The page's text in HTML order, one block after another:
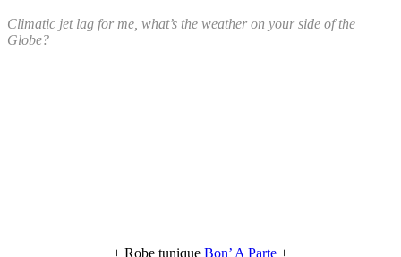
Climatic jet lag for me, what’s the weather on your side of the
Globe?
+ Robe tunique Bon’ A Parte +